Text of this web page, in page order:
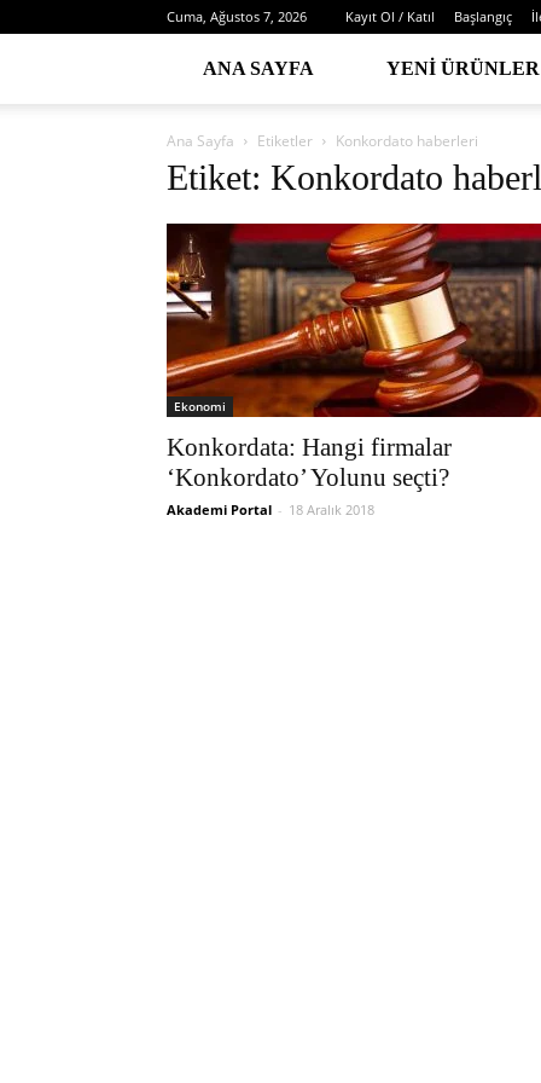
Cuma, Ağustos 7, 2026 Kayıt Ol / Katıl Başlangıç
ANA SAYFA YENI ÜRÜNLER
Ana Sayfa Etiketler Konkordato haberleri
Etiket: Konkordato
Ekonomi
Konkordata: Hangi firmalar
‘Konkordato’ Yolunu seçti?
Akademi Portal - 18 Aralık 2018